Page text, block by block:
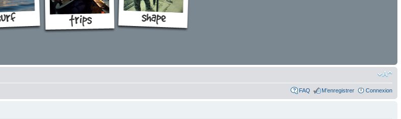
FAQ M’enregistrer Connexion